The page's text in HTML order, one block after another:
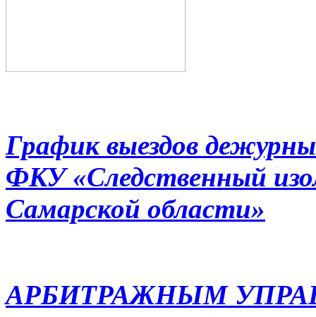
График выездов
ФКУ «Следственный
Самарской области»
АРБИТРАЖНЫМ